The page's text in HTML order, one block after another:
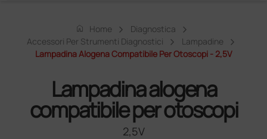
home Home
Diagnostica
Accessori Per Strumenti Diagnostici
Lampadine
Lampadina Alogena Compatibile Per Otoscopi - 2,5V
Lampadina alogena
compatibile per otoscopi
2,5V